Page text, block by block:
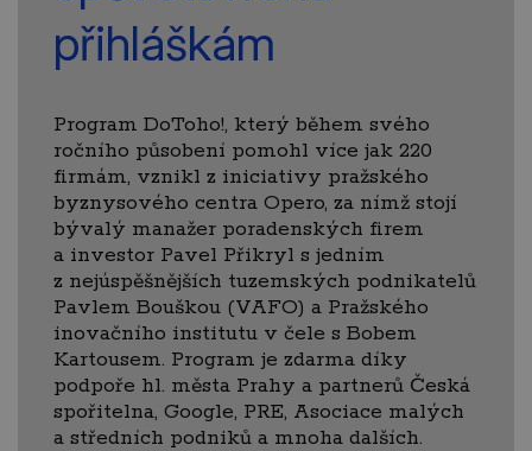
přihláškám
Program DoToho!, který během svého
ročního působení pomohl více jak 220
firmám, vznikl z iniciativy pražského
byznysového centra Opero, za nímž stojí
bývalý manažer poradenských firem
a investor Pavel Přikryl s jedním
z nejúspěšnějších tuzemských podnikatelů
Pavlem Bouškou (VAFO) a Pražského
inovačního institutu v čele s Bobem
Kartousem. Program je zdarma díky
podpoře hl. města Prahy a partnerů Česká
spořitelna, Google, PRE, Asociace malých
a středních podniků a mnoha dalších.